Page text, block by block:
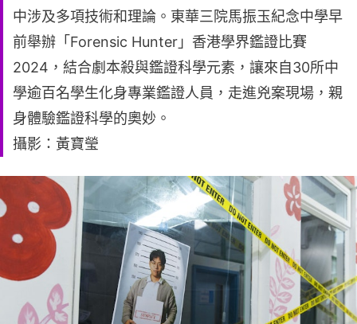
中涉及多項技術和理論。東華三院馬振玉紀念中學早
前舉辦「Forensic Hunter」香港學界鑑證比賽
2024，結合劇本殺與鑑證科學元素，讓來自30所中
學逾百名學生化身專業鑑證人員，走進兇案現場，親
身體驗鑑證科學的奧妙。
攝影：黃寶瑩